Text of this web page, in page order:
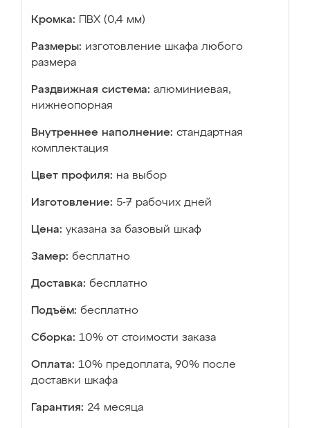
Кромка: ПВХ (0,4 мм)
Размеры: изготовление шкафа любого
размера
Раздвижная система: алюминиевая,
нижнеопорная
Внутреннее наполнение: стандартная
комплектация
Цвет профиля: на выбор
Изготовление: 5-7 рабочих дней
Цена: указана за базовый шкаф
Замер: бесплатно
Доставка: бесплатно
Подъём: бесплатно
Сборка: 10% от стоимости заказа
Оплата: 10% предоплата, 90% после
доставки шкафа
Гарантия: 24 месяца